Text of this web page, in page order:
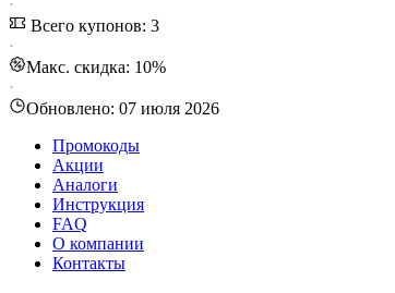
Всего купонов: 3
·
Макс. скидка: 10%
·
Обновлено: 07 июля 2026
Промокоды
Акции
Аналоги
Инструкция
FAQ
О компании
Контакты